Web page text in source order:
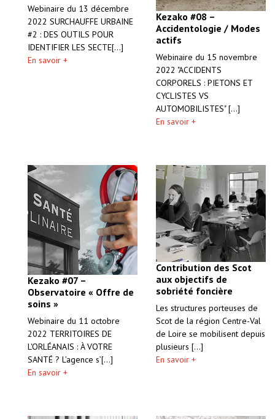
Webinaire du 13 décembre
2022 SURCHAUFFE URBAINE
#2 : DES OUTILS POUR
IDENTIFIER LES SECTE[...]
En savoir +
Kezako #08 –
Accidentologie / Modes
actifs
Webinaire du 15 novembre
2022 "ACCIDENTS
CORPORELS : PIETONS ET
CYCLISTES VS
AUTOMOBILISTES" [...]
En savoir +
Kezako #07 –
Observatoire « Offre de
soins »
Webinaire du 11 octobre
2022 TERRITOIRES DE
L'ORLÉANAIS : À VOTRE
SANTÉ ? L’agence s’[...]
En savoir +
Contribution des Scot
aux objectifs de
sobriété foncière
Les structures porteuses de
Scot de la région Centre-Val
de Loire se mobilisent depuis
plusieurs [...]
En savoir +